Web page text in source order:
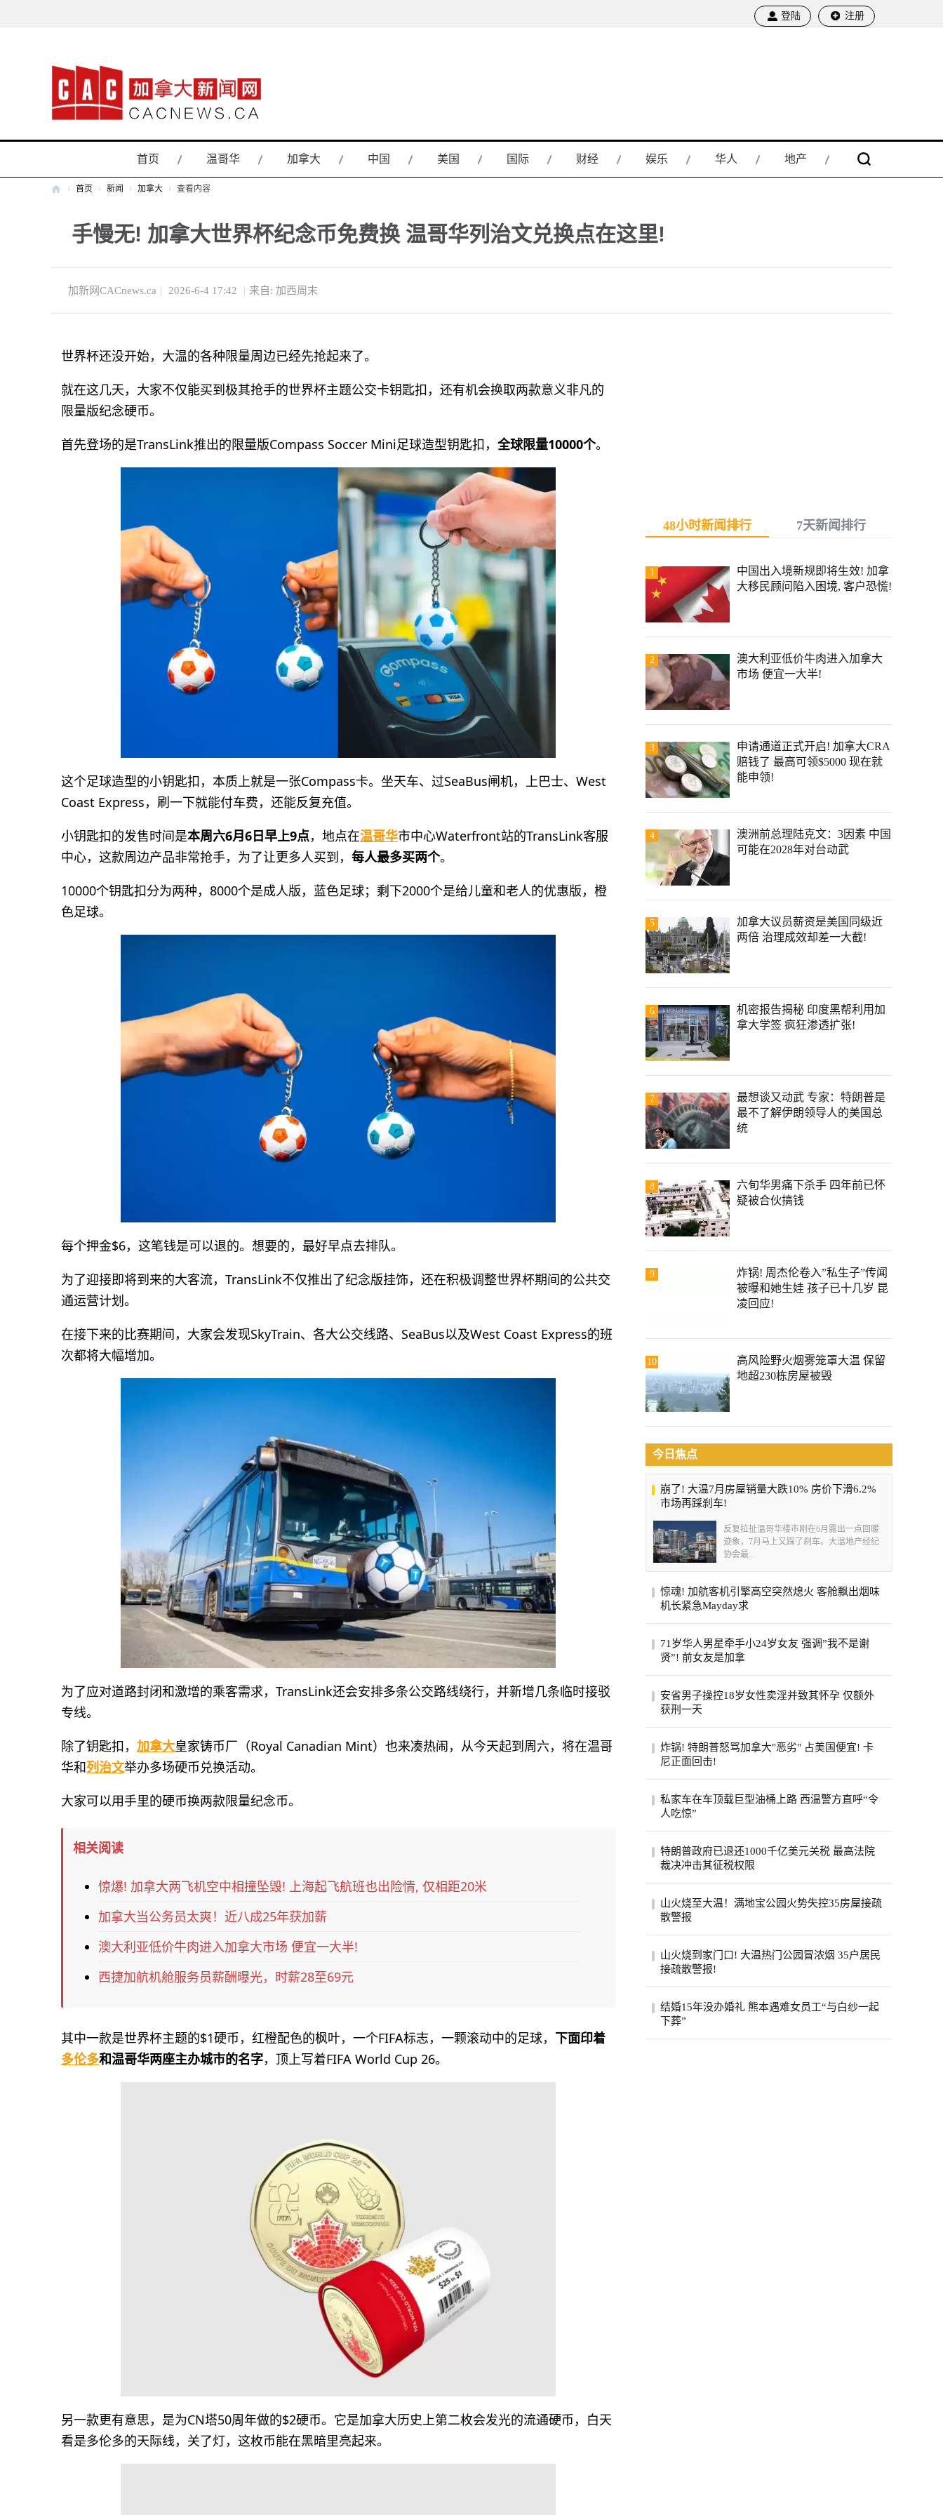
登陆 注册
首页 温哥华 加拿大 中国 美国 国际 财经 娱乐 华人 地产
新
网
› 首页 › 新闻 › 加拿大 › 查看内容
手慢无! 加拿大世界杯纪念币免费换 温哥华列治文兑换点在这里!
加新网CACnews.ca | 2026-6-4 17:42 | 来自: 加西周末
世界杯还没开始，大温的各种限量周边已经先抢起来了。
就在这几天，大家不仅能买到极其抢手的世界杯主题公交卡钥匙扣，还有机会换取两款意义非凡的
限量版纪念硬币。
首先登场的是TransLink推出的限量版Compass Soccer Mini足球造型钥匙扣， 全球限量10000个。
这个足球造型的小钥匙扣，本质上就是一张Compass卡。坐天车、过SeaBus闸机，上巴士、West
Coast Express，刷一下就能付车费，还能反复充值。
小钥匙扣的发售时间是本周六6月6日早上9点，地点在温哥华市中心Waterfront站的TransLink客服
中心，这款周边产品非常抢手，为了让更多人买到， 每人最多买两个。
10000个钥匙扣分为两种，8000个是成人版，蓝色足球；剩下2000个是给儿童和老人的优惠版，橙
色足球。
每个押金$6，这笔钱是可以退的。想要的，最好早点去排队。
为了迎接即将到来的大客流，TransLink不仅推出了纪念版挂饰，还在积极调整世界杯期间的公共交
通运营计划。
在接下来的比赛期间，大家会发现SkyTrain、各大公交线路、SeaBus以及West Coast Express的班
次都将大幅增加。
为了应对道路封闭和激增的乘客需求，TransLink还会安排多条公交路线绕行，并新增几条临时接驳
专线。
除了钥匙扣， 加拿大皇家铸币厂（Royal Canadian Mint）也来凑热闹，从今天起到周六，将在温哥
华和列治文举办多场硬币兑换活动。
大家可以用手里的硬币换两款限量纪念币。
相关阅读
惊爆! 加拿大两飞机空中相撞坠毁! 上海起飞航班也出险情, 仅相距20米
加拿大当公务员太爽！近八成25年获加薪
澳大利亚低价牛肉进入加拿大市场 便宜一大半!
西捷加航机舱服务员薪酬曝光，时薪28至69元
其中一款是世界杯主题的$1硬币，红橙配色的枫叶，一个FIFA标志，一颗滚动中的足球， 下面印着
多伦多和温哥华两座主办城市的名字，顶上写着FIFA World Cup 26。
另一款更有意思，是为CN塔50周年做的$2硬币。它是加拿大历史上第二枚会发光的流通硬币，白天
看是多伦多的天际线，关了灯，这枚币能在黑暗里亮起来。
48小时新闻排行 7天新闻排行
1
中国出入境新规即将生效! 加拿
大移民顾问陷入困境, 客户恐慌!
2
澳大利亚低价牛肉进入加拿大
市场 便宜一大半!
3
申请通道正式开启! 加拿大CRA
赔钱了 最高可领$5000 现在就
能申领!
4
澳洲前总理陆克文：3因素 中国
可能在2028年对台动武
5
加拿大议员薪资是美国同级近
两倍 治理成效却差一大截!
6
机密报告揭秘 印度黑帮利用加
拿大学签 疯狂渗透扩张!
7
最想谈又动武 专家：特朗普是
最不了解伊朗领导人的美国总
统
8
六旬华男痛下杀手 四年前已怀
疑被合伙搞钱
9
炸锅! 周杰伦卷入”私生子”传闻
被曝和她生娃 孩子已十几岁 昆
凌回应!
10
高风险野火烟雾笼罩大温 保留
地超230栋房屋被毁
今日焦点
崩了! 大温7月房屋销量大跌10% 房价下滑6.2%
市场再踩刹车!
反复拉扯温哥华楼市刚在6月露出一点回暖
迹象，7月马上又踩了刹车。大温地产经纪
协会最...
惊魂! 加航客机引擎高空突然熄火 客舱飘出烟味
机长紧急Mayday求
就要抵达目的地，机舱里却突然冒出烟味，
一号...
71岁华人男星牵手小24岁女友 强调”我不是谢
贤”! 前女友是加拿
顺手官宣了女友。女友陈苡㛤（童芯），比
安省男子操控18岁女性卖淫并致其怀孕 仅额外
获刑一天
卖淫并致其怀孕，被判处已羁押时间之外仅
炸锅! 特朗普怒骂加拿大"恶劣" 占美国便宜! 卡
尼正面回击!
将继续捍卫本国利益，同一天加美贸易官员
私家车在车顶载巨型油桶上路 西温警方直呼“令
人吃惊”
期间进行的一次罕见的交通拦截。西温警局
在社...
特朗普政府已退还1000千亿美元关税 最高法院
裁决冲击其征税权限
据国际紧急经济权力法所征税款的六成。最
山火烧至大温！满地宝公园火势失控35房屋接疏
散警报
发生山火，当局下午稍晚更新消息，称已有
山火烧到家门口! 大温热门公园冒浓烟 35户居民
接疏散警报!
火，安莫尔村35处房产接疏散警报。高压电
结婚15年没办婚礼 熊本遇难女员工“与白纱一起
下葬”